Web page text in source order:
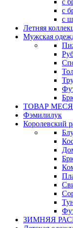
с
с
с
Летняя
Мужская
ТОВАР
Фэмилилук
Королевский
ЗИМНЯЯ